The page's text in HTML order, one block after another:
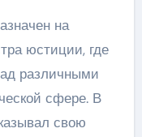
на
юстиции, где
различными
сфере. В
свою